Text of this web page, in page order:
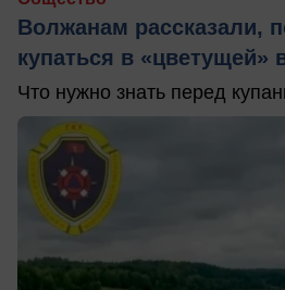
Волжанам рассказали,
купаться в «цветущей»
Что нужно знать перед